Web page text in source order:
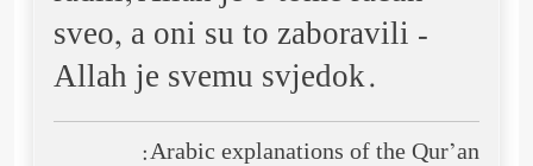
sveo, a oni su to zaboravili -
Allah je svemu svjedok.
Arabic explanations of the Qur’an: